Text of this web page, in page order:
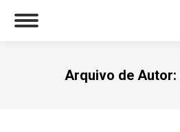
Arquivo de Autor: